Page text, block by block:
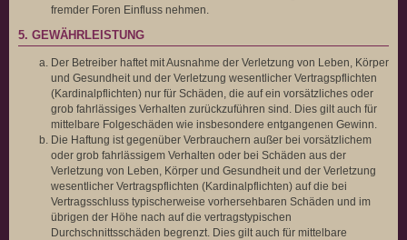
fremder Foren Einfluss nehmen.
5. GEWÄHRLEISTUNG
Der Betreiber haftet mit Ausnahme der Verletzung von Leben, Körper
und Gesundheit und der Verletzung wesentlicher Vertragspflichten
(Kardinalpflichten) nur für Schäden, die auf ein vorsätzliches oder
grob fahrlässiges Verhalten zurückzuführen sind. Dies gilt auch für
mittelbare Folgeschäden wie insbesondere entgangenen Gewinn.
Die Haftung ist gegenüber Verbrauchern außer bei vorsätzlichem
oder grob fahrlässigem Verhalten oder bei Schäden aus der
Verletzung von Leben, Körper und Gesundheit und der Verletzung
wesentlicher Vertragspflichten (Kardinalpflichten) auf die bei
Vertragsschluss typischerweise vorhersehbaren Schäden und im
übrigen der Höhe nach auf die vertragstypischen
Durchschnittsschäden begrenzt. Dies gilt auch für mittelbare